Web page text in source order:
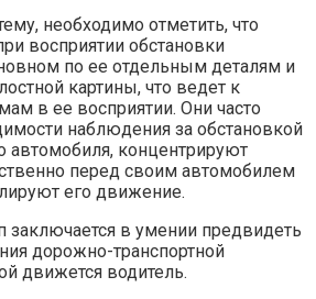
необходимо отметить, что
восприятии обстановки
по ее отдельным деталям и
картины, что ведет к
в ее восприятии. Они часто
наблюдения за обстановкой
автомобиля, концентрируют
перед своим автомобилем
его движение.
в умении предвидеть
дорожно-транспортной
движется водитель.